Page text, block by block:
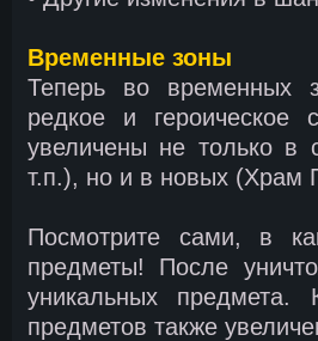
Временные зоны
Теперь во временных
редкое и героическое
увеличены не только в
т.п.), но и в новых (Храм
Посмотрите сами, в
предметы! После
уникальных предмета.
предметов также